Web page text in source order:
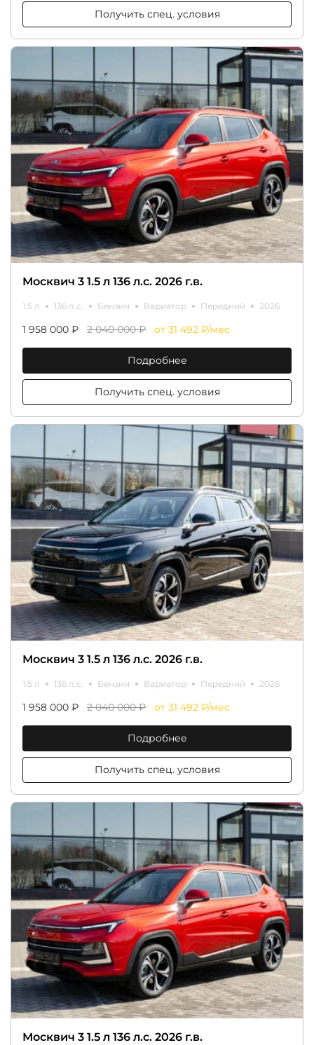
Получить спец. условия
Москвич 3 1.5 л 136 л.с. 2026 г.в.
1.5 л 136 л.с. Бензин Вариатор Передний 2026
1 958 000 ₽ 2 040 000 ₽ от 31 492 ₽/мес
Подробнее
Получить спец. условия
Москвич 3 1.5 л 136 л.с. 2026 г.в.
1.5 л 136 л.с. Бензин Вариатор Передний 2026
1 958 000 ₽ 2 040 000 ₽ от 31 492 ₽/мес
Подробнее
Получить спец. условия
Москвич 3 1.5 л 136 л.с. 2026 г.в.